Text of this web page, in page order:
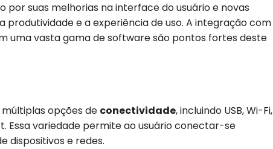
por suas melhorias na interface do usuário e novas
produtividade e a experiência de uso. A integração com
uma vasta gama de software são pontos fortes deste
opções de conectividade, incluindo USB, Wi-Fi,
Essa variedade permite ao usuário conectar-se
dispositivos e redes.